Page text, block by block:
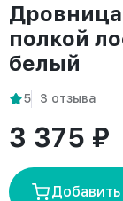
полкой
белый
5 3 отзыва
3 375 ₽
Добавить